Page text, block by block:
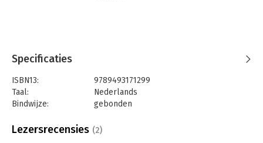
Specificaties
ISBN13:
9789493171299
Taal:
Nederlands
Bindwijze:
gebonden
Uitgever:
BigBusiness Publishers
Lezersrecensies (2)